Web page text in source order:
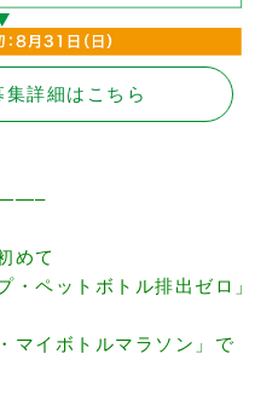
詳細はこちら
めて
・ペットボトル排出ゼロ」
マイボトルマラソン」で